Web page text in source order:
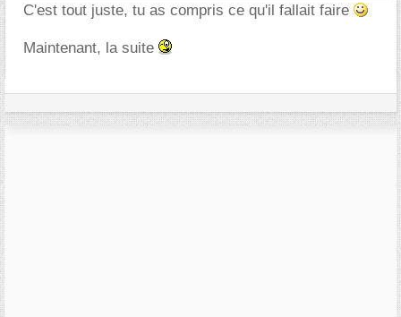
C'est tout juste, tu as compris ce qu'il fallait faire
Maintenant, la suite